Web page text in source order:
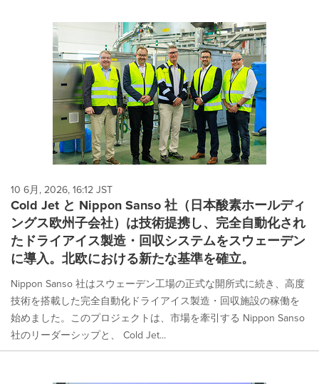
10 6月, 2026, 16:12 JST
Cold Jet と Nippon Sanso 社（日本酸素ホールディ
ングス欧州子会社）は技術提携し、完全自動化され
たドライアイス製造・回収システムをスウェーデン
に導入。北欧における新たな基準を確立。
Nippon Sanso 社はスウェーデン工場の正式な開所式に続き、高度
技術を搭載した完全自動化ドライアイス製造・回収施設の稼働を
始めました。このプロジェクトは、市場を牽引する Nippon Sanso
社のリーダーシップと、 Cold Jet...